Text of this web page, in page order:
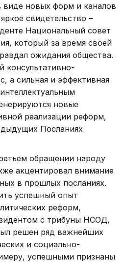
виде новых форм и каналов
свидетельство –
Национальный совет
который за время своей
ожидания общества.
консультативно-
а сильная и эффективная
новые
реализации реформ,
Посланиях
обращении народу
акцентировал внимание
в прошлых посланиях.
успешный опыт
реформ,
с трибуны НСОД,
решен ряд важнейших
и социально-
успешными признаны